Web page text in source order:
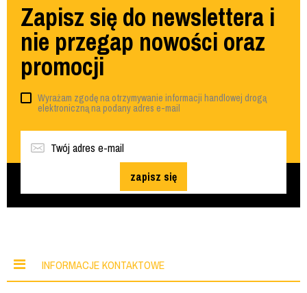
Zapisz się do newslettera i
nie przegap nowości oraz
promocji
Wyrażam zgodę na otrzymywanie informacji handlowej drogą
elektroniczną na podany adres e-mail
zapisz się
INFORMACJE KONTAKTOWE